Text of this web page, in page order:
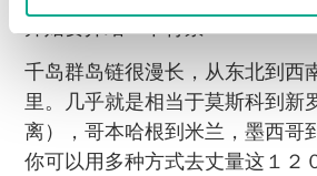
千岛群岛链很漫长，从东北到西
里。几乎就是相当于莫斯科到新
离），哥本哈根到米兰，墨西哥
你可以用多种方式去丈量这１２